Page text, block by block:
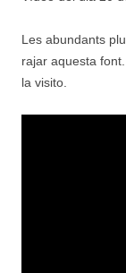
Les abundants
rajar aquesta
la visito.